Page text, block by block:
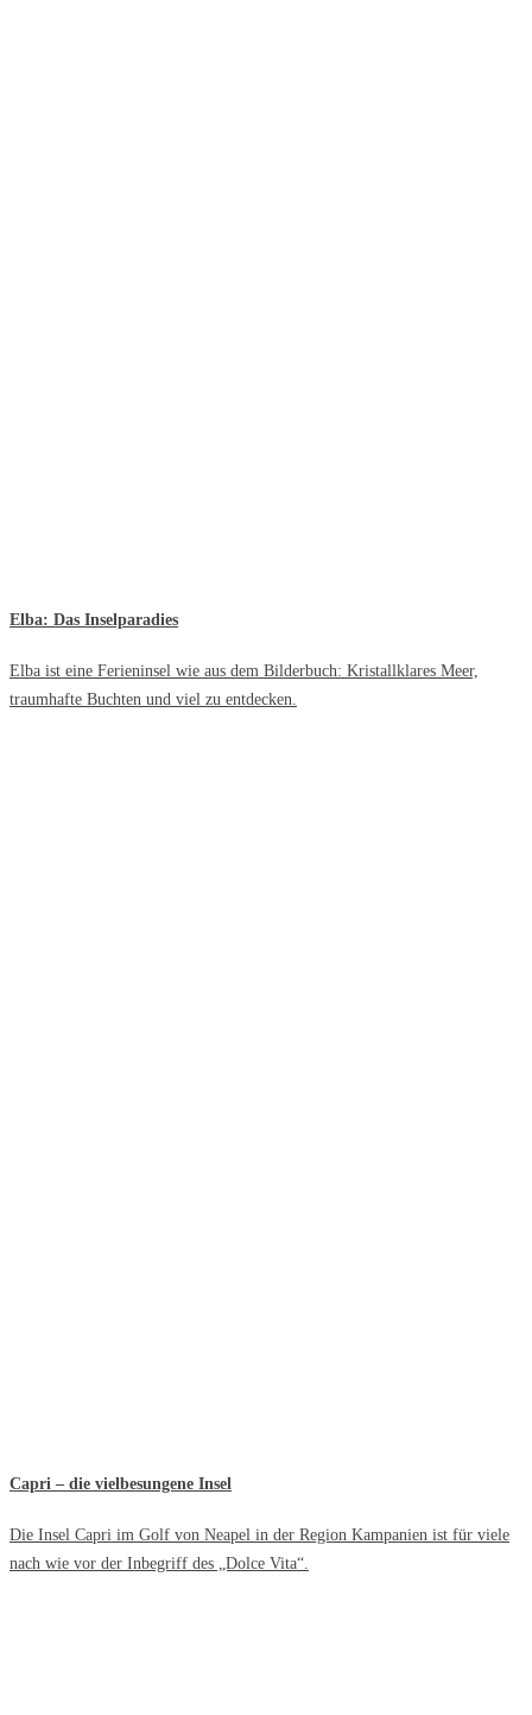
Elba: Das Inselparadies
Elba ist eine Ferieninsel wie aus dem Bilderbuch: Kristallklares Meer,
traumhafte Buchten und viel zu entdecken.
Capri – die vielbesungene Insel
Die Insel Capri im Golf von Neapel in der Region Kampanien ist für viele
nach wie vor der Inbegriff des „Dolce Vita“.